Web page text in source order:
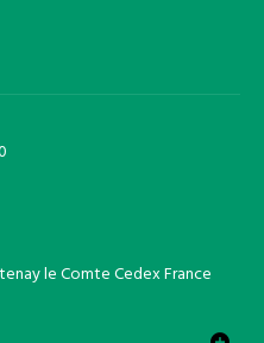
le Comte Cedex France